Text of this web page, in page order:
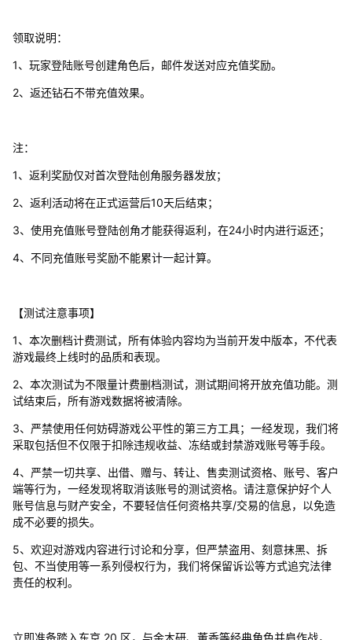
领取说明：
1、玩家登陆账号创建角色后，邮件发送对应充值奖励。
2、返还钻石不带充值效果。
注：
1、返利奖励仅对首次登陆创角服务器发放；
2、返利活动将在正式运营后10天后结束；
3、使用充值账号登陆创角才能获得返利，在24小时内进行返还；
4、不同充值账号奖励不能累计一起计算。
【测试注意事项】
1、本次删档计费测试，所有体验内容均为当前开发中版本，不代表
游戏最终上线时的品质和表现。
2、本次测试为不限量计费删档测试，测试期间将开放充值功能。测
试结束后，所有游戏数据将被清除。
3、严禁使用任何妨碍游戏公平性的第三方工具；一经发现，我们将
采取包括但不仅限于扣除违规收益、冻结或封禁游戏账号等手段。
4、严禁一切共享、出借、赠与、转让、售卖测试资格、账号、客户
端等行为，一经发现将取消该账号的测试资格。请注意保护好个人
账号信息与财产安全，不要轻信任何资格共享/交易的信息，以免造
成不必要的损失。
5、欢迎对游戏内容进行讨论和分享，但严禁盗用、刻意抹黑、拆
包、不当使用等一系列侵权行为，我们将保留诉讼等方式追究法律
责任的权利。
立即准备踏入东京 20 区，与金木研、董香等经典角色并肩作战，